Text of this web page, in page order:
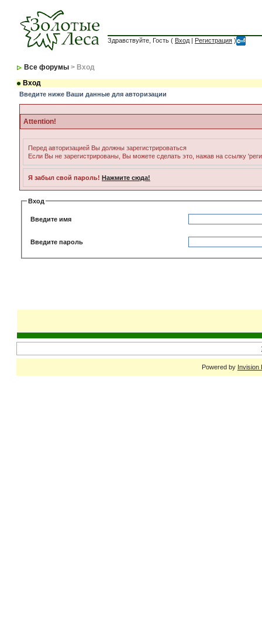
Здравствуйте, Гость ( Вход | Регистрация )
Все форумы > Вход
Вход
Введите ниже Ваши данные для авторизации
Attention!
Перед авторизацией Вы должны зарегистрироваться
Если Вы не зарегистрированы, Вы можете сделать это, нажав на ссылку
Я забыл свой пароль! Нажмите сюда!
Вход
Введите имя
Введите пароль
Powered by Invision